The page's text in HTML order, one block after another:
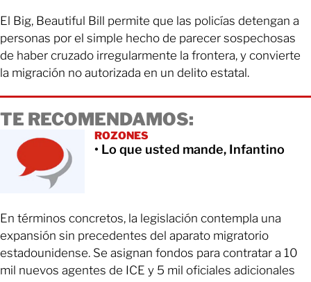
El Big, Beautiful Bill permite que las policías detengan a
personas por el simple hecho de parecer sospechosas
de haber cruzado irregularmente la frontera, y convierte
la migración no autorizada en un delito estatal.
TE RECOMENDAMOS:
ROZONES
• Lo que usted mande, Infantino
En términos concretos, la legislación contempla una
expansión sin precedentes del aparato migratorio
estadounidense. Se asignan fondos para contratar a 10
mil nuevos agentes de ICE y 5 mil oficiales adicionales